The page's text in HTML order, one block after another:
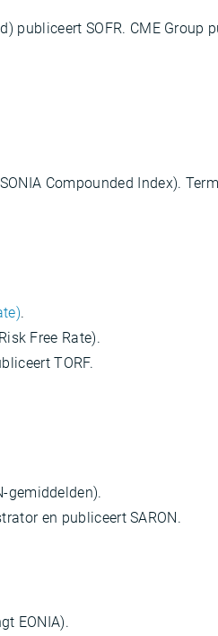
publiceert SOFR. CME Group
Compounded Index).
.
Free Rate).
TORF.
gemiddelden).
en publiceert SARON.
EONIA).